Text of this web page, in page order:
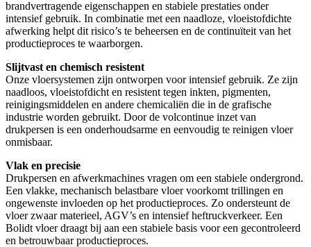
brandvertragende eigenschappen en stabiele prestaties onder
intensief gebruik. In combinatie met een naadloze, vloeistofdichte
afwerking helpt dit risico’s te beheersen en de continuïteit van het
productieproces te waarborgen.
Slijtvast en chemisch resistent
Onze vloersystemen zijn ontworpen voor intensief gebruik. Ze zijn
naadloos, vloeistofdicht en resistent tegen inkten, pigmenten,
reinigingsmiddelen en andere chemicaliën die in de grafische
industrie worden gebruikt. Door de volcontinue inzet van
drukpersen is een onderhoudsarme en eenvoudig te reinigen vloer
onmisbaar.
Vlak en precisie
Drukpersen en afwerkmachines vragen om een stabiele ondergrond.
Een vlakke, mechanisch belastbare vloer voorkomt trillingen en
ongewenste invloeden op het productieproces. Zo ondersteunt de
vloer zwaar materieel, AGV’s en intensief heftruckverkeer. Een
Bolidt vloer draagt bij aan een stabiele basis voor een gecontroleerd
en betrouwbaar productieproces.